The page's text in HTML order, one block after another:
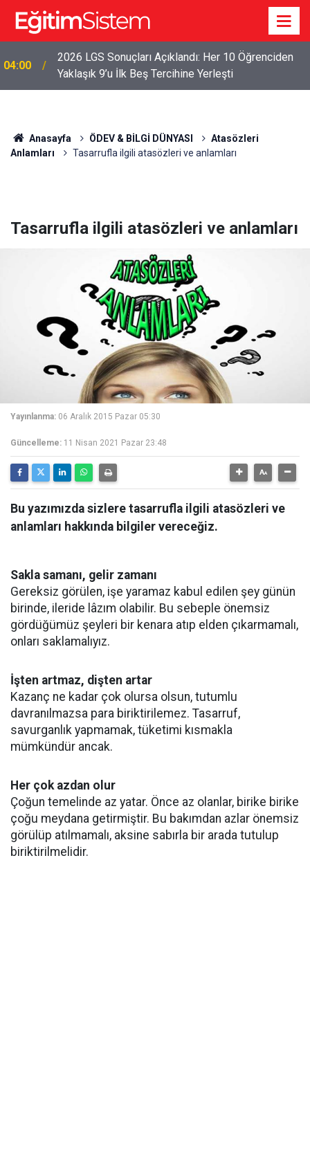
04:00
2026 LGS Sonuçları Açıklandı: Her 10 Öğrenciden
Yaklaşık 9’u İlk Beş Tercihine Yerleşti
Anasayfa ÖDEV & BİLGİ DÜNYASI
Atasözleri
Anlamları
Tasarrufla ilgili atasözleri ve anlamları
Tasarrufla ilgili atasözleri ve anlamları
Yayınlanma: 06 Aralık 2015 Pazar 05:30
Güncelleme: 11 Nisan 2021 Pazar 23:48
Bu yazımızda sizlere tasarrufla ilgili atasözleri ve
anlamları hakkında bilgiler vereceğiz.
Sakla samanı, gelir zamanı
Gereksiz görülen, işe yaramaz kabul edilen şey günün
birinde, ileride lâzım olabilir. Bu sebeple önemsiz
gördüğümüz şeyleri bir kenara atıp elden çıkarmamalı,
onları saklamalıyız.
İşten artmaz, dişten artar
Kazanç ne kadar çok olursa olsun, tutumlu
davranılmazsa para biriktirilemez. Tasarruf,
savurganlık yapmamak, tüketimi kısmakla
mümkündür ancak.
Her çok azdan olur
Çoğun temelinde az yatar. Önce az olanlar, birike birike
çoğu meydana getirmiştir. Bu bakımdan azlar önemsiz
görülüp atılmamalı, aksine sabırla bir arada tutulup
biriktirilmelidir.